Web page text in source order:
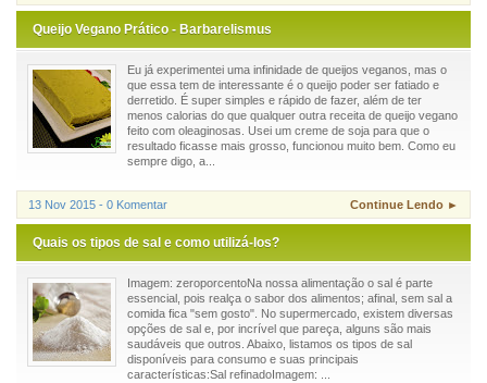
Queijo Vegano Prático - Barbarelismus
Eu já experimentei uma infinidade de queijos veganos, mas o
que essa tem de interessante é o queijo poder ser fatiado e
derretido. É super simples e rápido de fazer, além de ter
menos calorias do que qualquer outra receita de queijo vegano
feito com oleaginosas. Usei um creme de soja para que o
resultado ficasse mais grosso, funcionou muito bem. Como eu
sempre digo, a...
13 Nov 2015 - 0 Komentar Continue Lendo ►
Quais os tipos de sal e como utilizá-los?
Imagem: zeroporcentoNa nossa alimentação o sal é parte
essencial, pois realça o sabor dos alimentos; afinal, sem sal a
comida fica "sem gosto". No supermercado, existem diversas
opções de sal e, por incrível que pareça, alguns são mais
saudáveis que outros. Abaixo, listamos os tipos de sal
disponíveis para consumo e suas principais
características:Sal refinadoImagem: ...